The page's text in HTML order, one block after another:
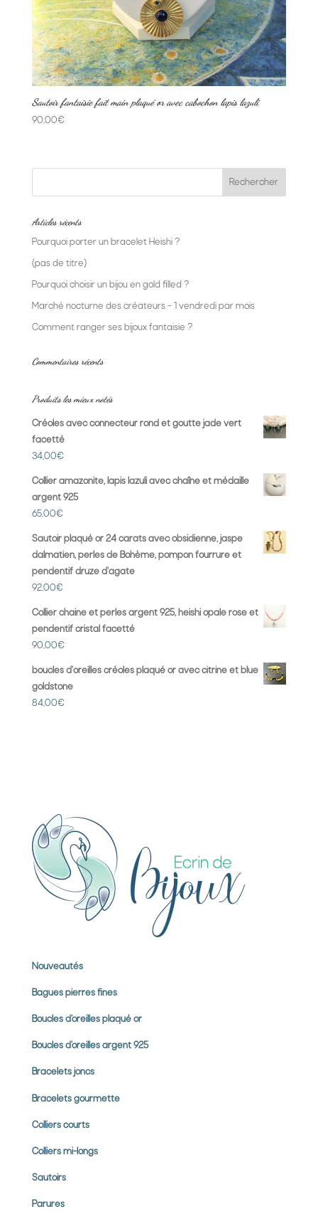
Sautoir fantaisie fait main plaqué or avec cabochon lapis lazuli
90,00€
Articles récents
Pourquoi porter un bracelet Heishi ?
(pas de titre)
Pourquoi choisir un bijou en gold filled ?
Marché nocturne des créateurs – 1 vendredi par mois
Comment ranger ses bijoux fantaisie ?
Commentaires récents
Produits les mieux notés
Créoles avec connecteur rond et goutte jade vert
facetté
34,00€
Collier amazonite, lapis lazuli avec chaîne et médaille
argent 925
65,00€
Sautoir plaqué or 24 carats avec obsidienne, jaspe
dalmatien, perles de Bohème, pompon fourrure et
pendentif druze d'agate
92,00€
Collier chaine et perles argent 925, heishi opale rose et
pendentif cristal facetté
90,00€
boucles d'oreilles créoles plaqué or avec citrine et blue
goldstone
84,00€
Nouveautés
Bagues pierres fines
Boucles d’oreilles plaqué or
Boucles d’oreilles argent 925
Bracelets joncs
Bracelets gourmette
Colliers courts
Colliers mi-longs
Sautoirs
Parures